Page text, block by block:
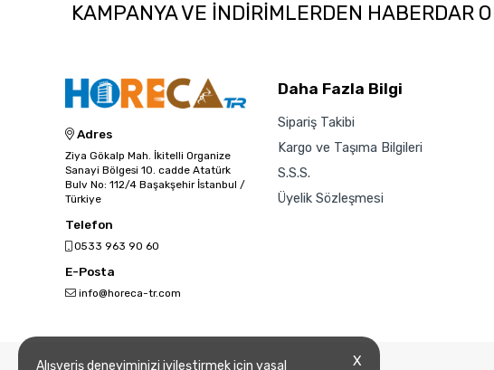
KAMPANYA VE INDIRIMLERDEN HABERDAR
Adres
Ziya Gökalp Mah. İkitelli Organize
Sanayi Bölgesi 10. cadde Atatürk
Bulv No: 112/4 Başakşehir İstanbul /
Türkiye
Telefon
0533 963 90 60
E-Posta
info@horeca-tr.com
Daha Fazla Bilgi
Sipariş Takibi
Kargo ve Taşıma Bilgileri
S.S.S.
Üyelik Sözleşmesi
X
Alışveriş deneyiminizi iyileştirmek için yasal